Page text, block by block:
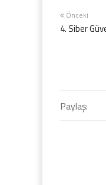
Önceki
4. Siber
Paylaş: